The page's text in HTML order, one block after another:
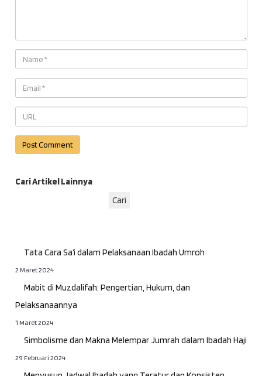
Cari Artikel Lainnya
Cari
Tata Cara Sa’i dalam Pelaksanaan Ibadah Umroh
2 Maret 2024
Mabit di Muzdalifah: Pengertian, Hukum, dan
Pelaksanaannya
1 Maret 2024
Simbolisme dan Makna Melempar Jumrah dalam Ibadah Haji
29 Februari 2024